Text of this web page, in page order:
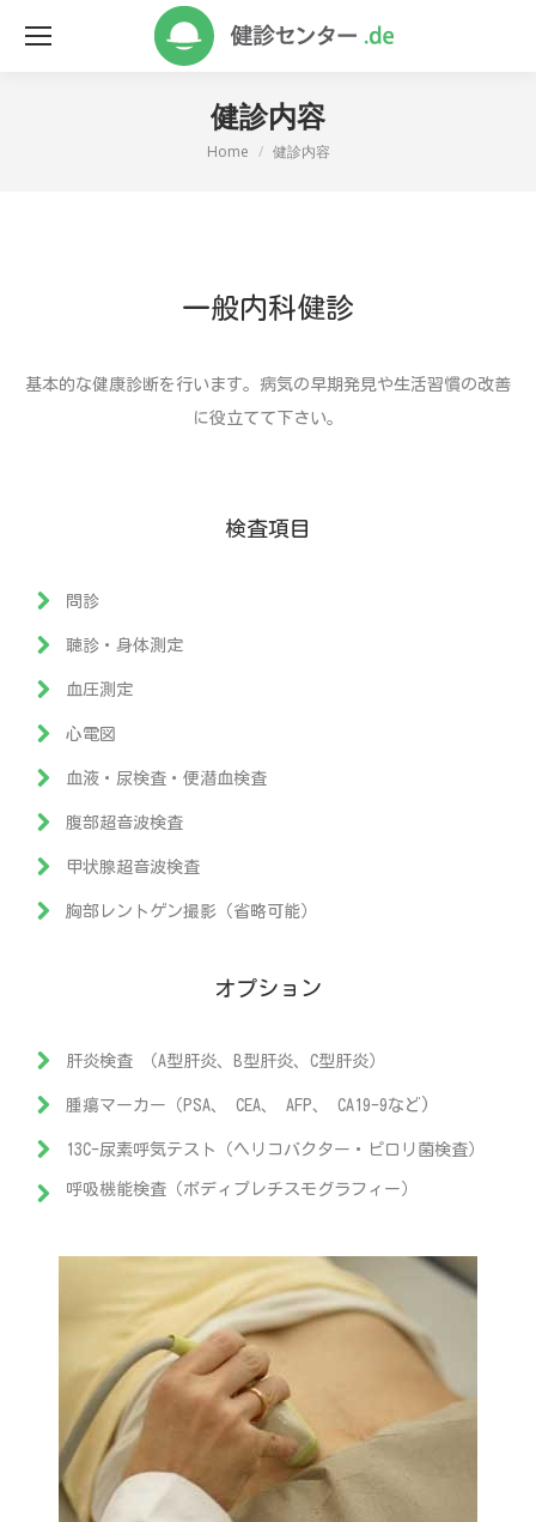
健診内容
You are here:
Home 健診内容
一般内科健診
基本的な健康診断を行います。病気の早期発見や生活習慣の改善
に役立てて下さい。
検査項目
問診
聴診・身体測定
血圧測定
心電図
血液・尿検査・便潜血検査
腹部超音波検査
甲状腺超音波検査
胸部レントゲン撮影（省略可能）
オプション
肝炎検査 （A型肝炎、B型肝炎、C型肝炎）
腫瘍マーカー（PSA、 CEA、 AFP、 CA19-9など)
13C-尿素呼気テスト（ヘリコバクター・ピロリ菌検査）
呼吸機能検査（ボディプレチスモグラフィー）